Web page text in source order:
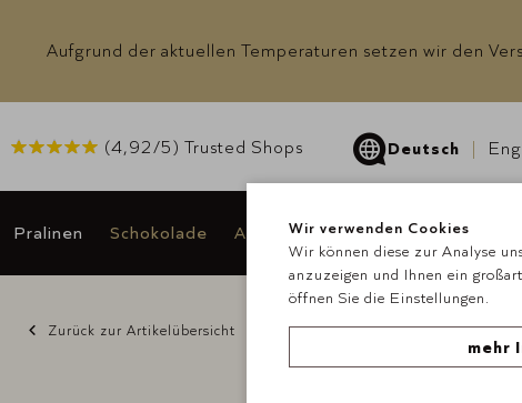
Aufgrund der aktuellen Temperaturen setzen wir den
(4,92 /5) Trusted Shops Deutsch
Pralinen Schokolade Anlässe & Geschenke Angebote
Zurück zur Artikelübersicht
Wir verwenden Cookies
Wir können diese zur Analyse
anzuzeigen und Ihnen ein
öffnen Sie die Einstellungen.
mehr